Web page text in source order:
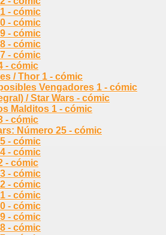
- cómic
- cómic
- cómic
- cómic
- cómic
- cómic
/ Thor 1 - cómic
Vengadores 1 - cómic
/ Star Wars - cómic
Malditos 1 - cómic
- cómic
Número 25 - cómic
- cómic
- cómic
- cómic
- cómic
- cómic
- cómic
- cómic
- cómic
- cómic